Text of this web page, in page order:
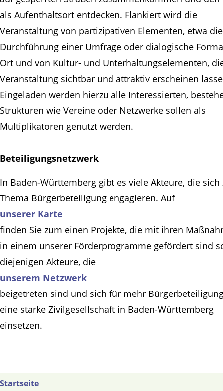
als Aufenthaltsort entdecken. Flankiert wird die
Veranstaltung von partizipativen Elementen, etwa die
Durchführung einer Umfrage oder dialogische
Ort und von Kultur- und Unterhaltungselementen,
Veranstaltung sichtbar und attraktiv erscheinen
Eingeladen werden hierzu alle Interessierten,
Strukturen wie Vereine oder Netzwerke sollen als
Multiplikatoren genutzt werden.
Beteiligungsnetzwerk
In Baden-Württemberg gibt es viele Akteure, die sich
Thema Bürgerbeteiligung engagieren. Auf
unserer Karte
finden Sie zum einen Projekte, die mit ihren
in einem unserer Förderprogramme gefördert sind
diejenigen Akteure, die
unserem Netzwerk
beigetreten sind und sich für mehr
eine starke Zivilgesellschaft in Baden-Württemberg
einsetzen.
Startseite